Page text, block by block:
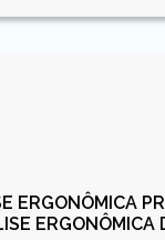
ERGONÔMICA
ERGONÔMICA